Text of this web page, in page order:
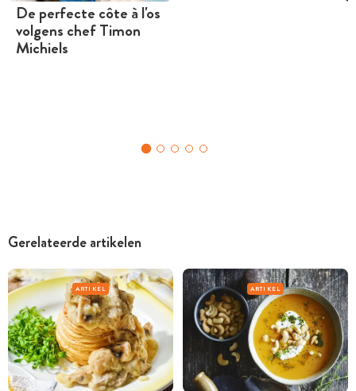
De perfecte côte à l'os
volgens chef Timon
Michiels
Gerelateerde artikelen
ARTIKEL ARTIKEL